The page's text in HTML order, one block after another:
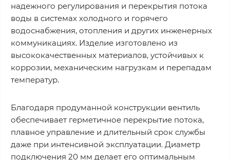
надежного регулирования и перекрытия потока
воды в системах холодного и горячего
водоснабжения, отопления и других инженерных
коммуникациях. Изделие изготовлено из
высококачественных материалов, устойчивых к
коррозии, механическим нагрузкам и перепадам
температур.
Благодаря продуманной конструкции вентиль
обеспечивает герметичное перекрытие потока,
плавное управление и длительный срок службы
даже при интенсивной эксплуатации. Диаметр
подключения 20 мм делает его оптимальным